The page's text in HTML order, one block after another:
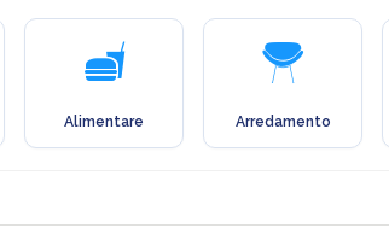
Alimentare Arredamento